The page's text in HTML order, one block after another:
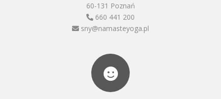
60-131 Poznań
660 441 200
sny@namasteyoga.pl